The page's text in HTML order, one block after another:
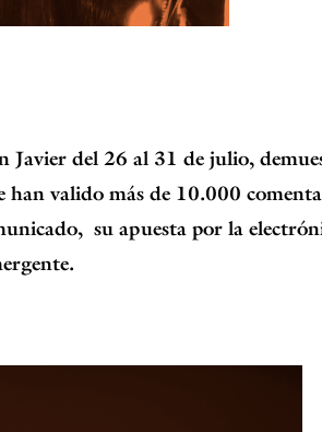
Javier del 26 al 31 de julio,
valido más de 10.000
su apuesta por la